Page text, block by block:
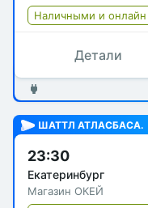
Наличными и онлайн
Детали
ШАТТЛ АТЛАСБАСА.
23:30
Екатеринбург
Магазин ОКЕЙ